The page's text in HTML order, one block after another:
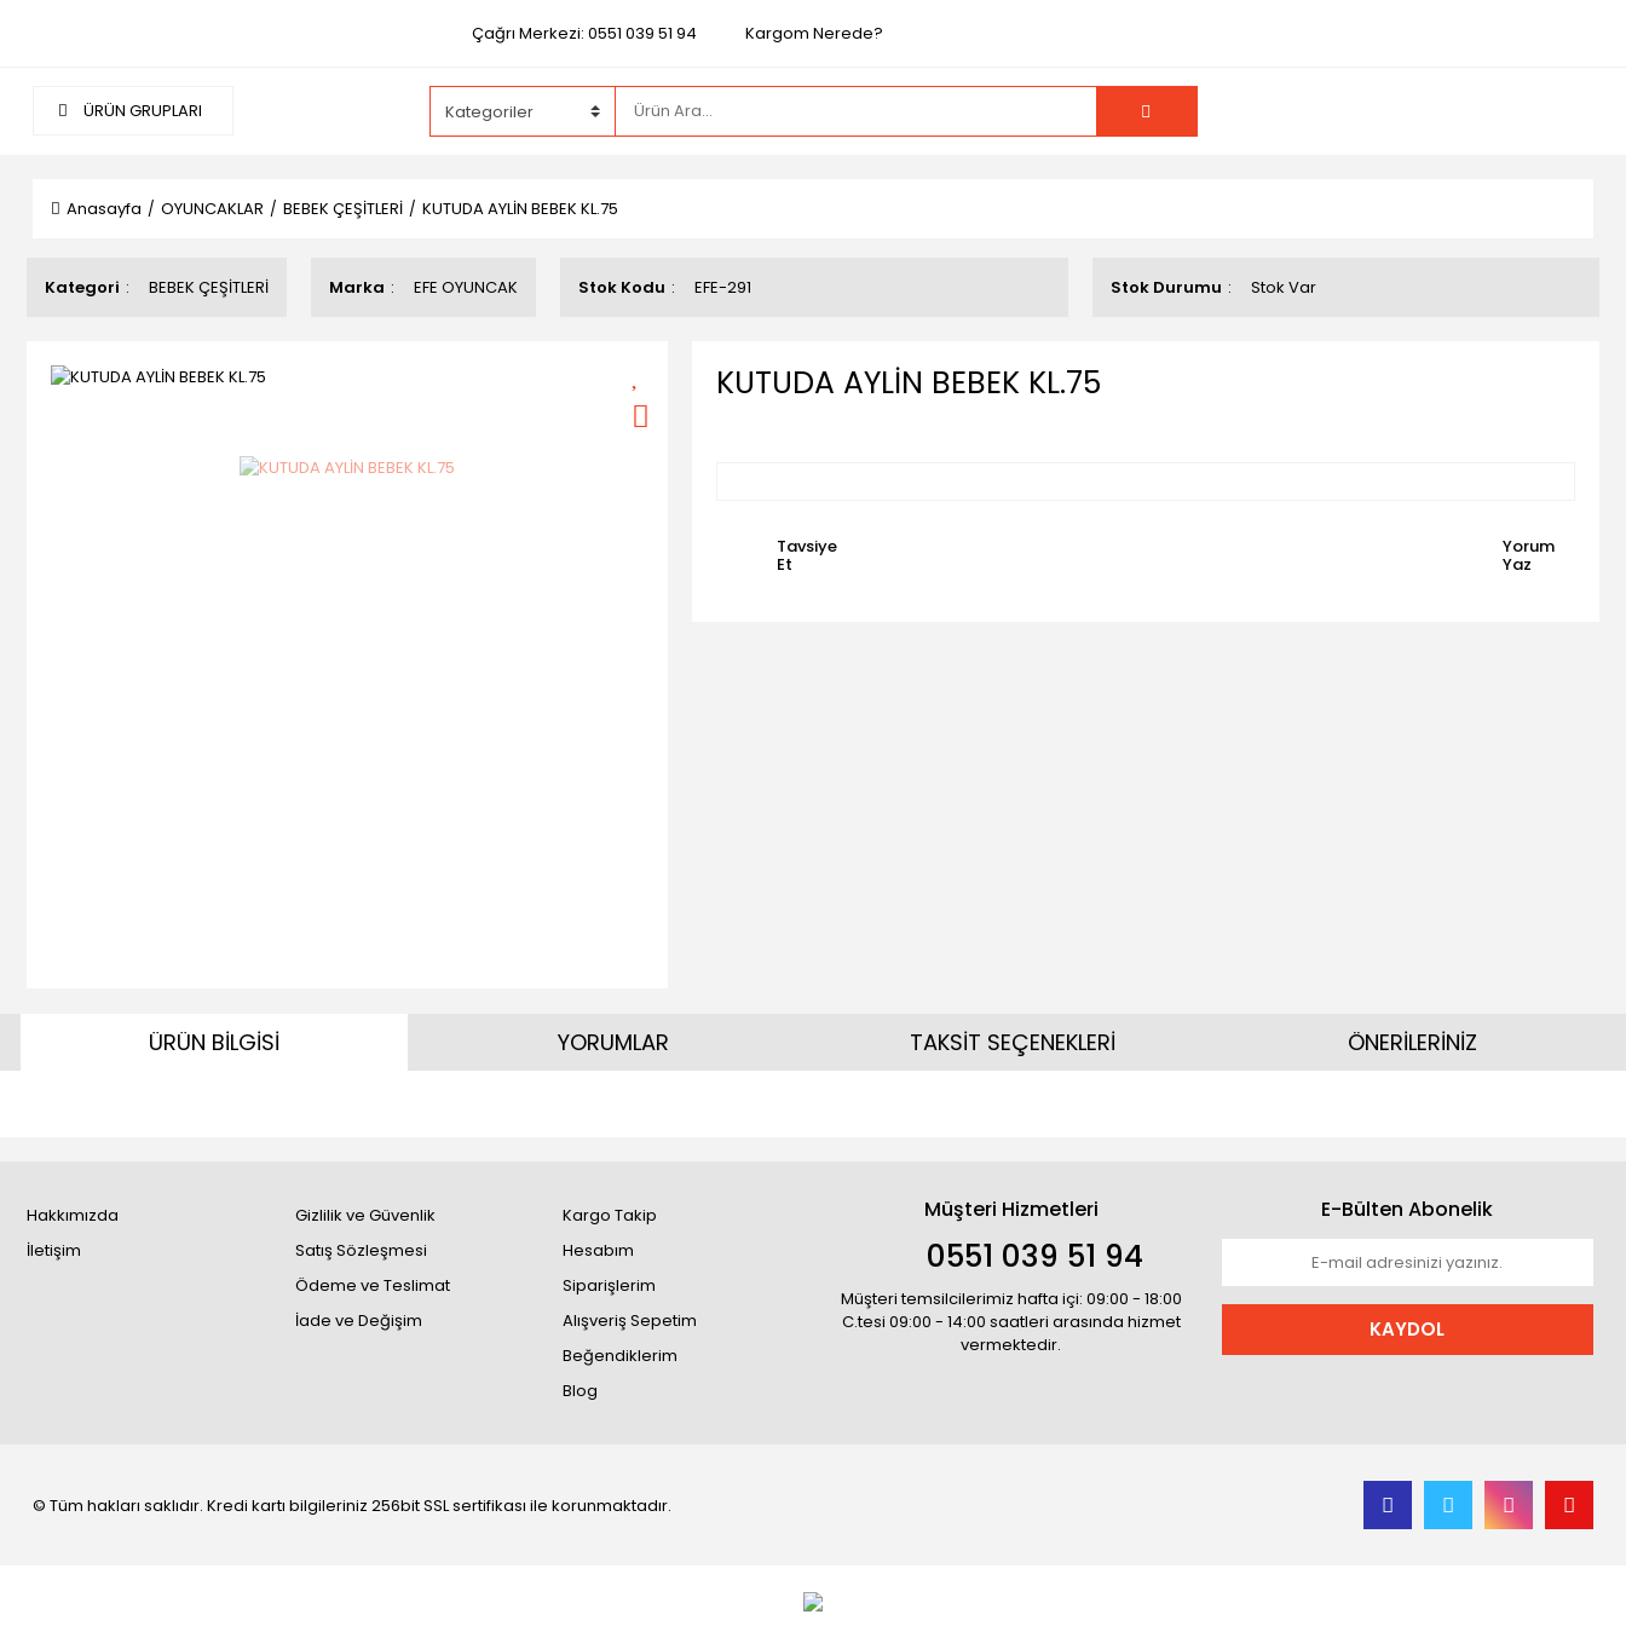
Çağrı Merkezi: 0551 039 51 94 Kargom Nerede?
ÜRÜN GRUPLARI
Anasayfa OYUNCAKLAR BEBEK ÇEŞİTLERİ KUTUDA AYLİN BEBEK KL.75
Kategori BEBEK ÇEŞİTLERİ Marka EFE OYUNCAK Stok Kodu EFE-291 Stok Durumu Stok Var
KUTUDA AYLİN BEBEK KL.75
Tavsiye
Et
Yorum
Yaz
ÜRÜN BİLGİSİ YORUMLAR TAKSİT SEÇENEKLERİ ÖNERİLERİNİZ
Hakkımızda
İletişim
Gizlilik ve Güvenlik
Satış Sözleşmesi
Ödeme ve Teslimat
İade ve Değişim
Kargo Takip
Hesabım
Siparişlerim
Alışveriş Sepetim
Beğendiklerim
Blog
Müşteri Hizmetleri
0551 039 51 94
Müşteri temsilcilerimiz hafta içi: 09:00 - 18:00
C.tesi 09:00 - 14:00 saatleri arasında hizmet
vermektedir.
E-Bülten Abonelik
KAYDOL
© Tüm hakları saklıdır. Kredi kartı bilgileriniz 256bit SSL sertifikası ile korunmaktadır.